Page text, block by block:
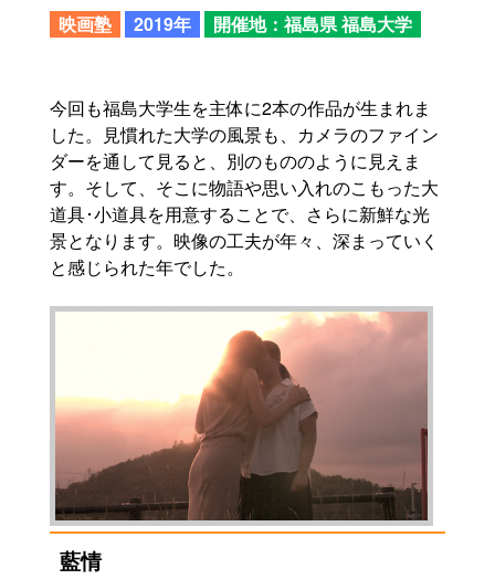
映画塾 2019年 開催地：福島県 福島大学
今回も福島大学生を主体に2本の作品が生まれま
した。見慣れた大学の風景も、カメラのファイン
ダーを通して見ると、別のもののように見えま
す。そして、そこに物語や思い入れのこもった大
道具･小道具を用意することで、さらに新鮮な光
景となります。映像の工夫が年々、深まっていく
と感じられた年でした。
藍情